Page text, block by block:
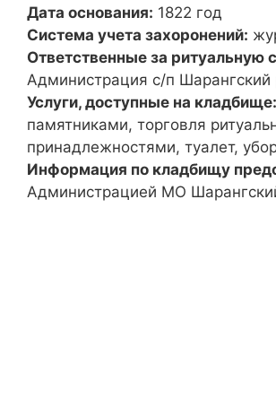
Дата основания: 1822 год
Система учета захоронений:
Ответственные за ритуальную
Администрация с/п Шарангский
Услуги, доступные на кладбище:
памятниками, торговля
принадлежностями, туалет,
Информация по кладбищу
Администрацией МО